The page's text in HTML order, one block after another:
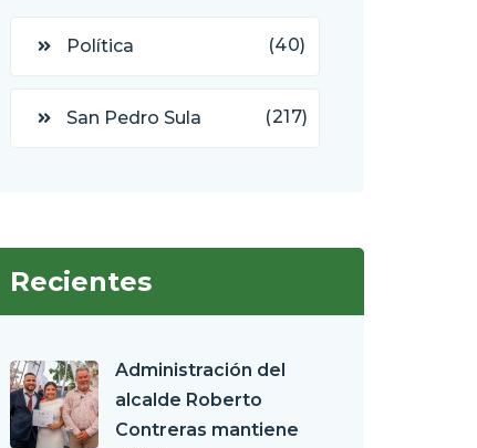
Política (40)
San Pedro Sula (217)
Recientes
Administración del
alcalde Roberto
Contreras mantiene